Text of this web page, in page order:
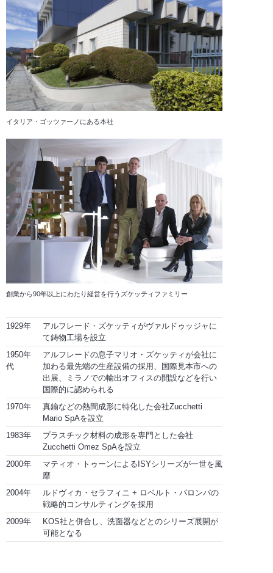
イタリア・ゴッツァーノにある本社
創業から90年以上にわたり経営を行うズケッティファミリー
1929年
アルフレード・ズケッティがヴァルドゥッジャに
て鋳物工場を設立
1950年
代
アルフレードの息子マリオ・ズケッティが会社に
加わる最先端の生産設備の採用、国際見本市への
出展、ミラノでの輸出オフィスの開設などを行い
国際的に認められる
1970年
真鍮などの熱間成形に特化した会社Zucchetti
Mario SpAを設立
1983年
プラスチック材料の成形を専門とした会社
Zucchetti Omez SpAを設立
2000年
マティオ・トゥーンによるISYシリーズが一世を風
靡
2004年
ルドヴィカ・セラフィニ + ロベルト・パロンバの
戦略的コンサルティングを採用
2009年
KOS社と併合し、洗面器などとのシリーズ展開が
可能となる